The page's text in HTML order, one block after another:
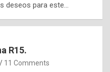
deseos para este…
R15.
11 Comments